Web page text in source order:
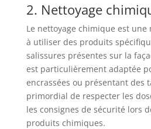
2. Nettoyage
Le nettoyage chimique est
à utiliser des produits
salissures présentes sur la
est particulièrement adaptée
encrassées ou présentant des
primordial de respecter les
les consignes de sécurité lors
produits chimiques.